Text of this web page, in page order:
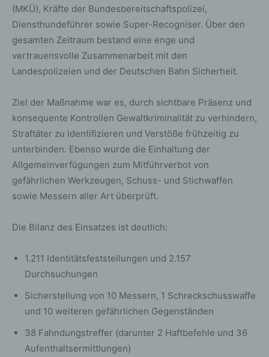
(MKÜ), Kräfte der Bundesbereitschaftspolizei,
Diensthundeführer sowie Super-Recogniser. Über den
gesamten Zeitraum bestand eine enge und
vertrauensvolle Zusammenarbeit mit den
Landespolizeien und der Deutschen Bahn Sicherheit.
Ziel der Maßnahme war es, durch sichtbare Präsenz und
konsequente Kontrollen Gewaltkriminalität zu verhindern,
Straftäter zu identifizieren und Verstöße frühzeitig zu
unterbinden. Ebenso wurde die Einhaltung der
Allgemeinverfügungen zum Mitführverbot von
gefährlichen Werkzeugen, Schuss- und Stichwaffen
sowie Messern aller Art überprüft.
Die Bilanz des Einsatzes ist deutlich:
1.211 Identitätsfeststellungen und 2.157
Durchsuchungen
Sicherstellung von 10 Messern, 1 Schreckschusswaffe
und 10 weiteren gefährlichen Gegenständen
38 Fahndungstreffer (darunter 2 Haftbefehle und 36
Aufenthaltsermittlungen)